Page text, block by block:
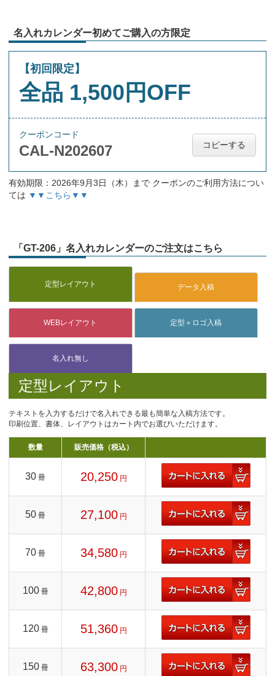
名入れカレンダー初めてご購入の方限定
【初回限定】
全品 1,500円OFF
クーポンコード
CAL-N202607 コピーする
有効期限：2026年9月3日（木）まで クーポンのご利用方法につい
ては ▼▼こちら▼▼
「GT-206」名入れカレンダーのご注文はこちら
定型レイアウト
テキストを入力するだけで名入れできる最も簡単な入稿方法です。
印刷位置、書体、レイアウトはカート内でお選びいただけます。
数量 販売価格（税込）
30 冊 20,250 円
50 冊 27,100 円
70 冊 34,580 円
100 冊 42,800 円
120 冊 51,360 円
150 冊 63,300 円